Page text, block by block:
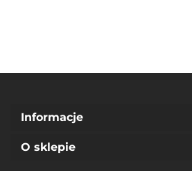
Informacje
O sklepie